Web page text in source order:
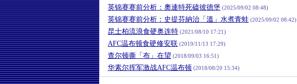
英锦赛赛前分析：奧連特死磕彼德堡 (2025/09/02 08:48)
英锦赛赛前分析：史提芬納治「溫」水煮青蛙 (2025/09/02 08:42)
昆士柏流浪食硬奥连特 (2021/08/10 17:21)
AFC温布顿食硬修安联 (2019/11/13 17:29)
查尔顿撕「布」在望 (2018/09/03 16:51)
华素尔挥军激战AFC温布顿 (2018/08/20 15:34)